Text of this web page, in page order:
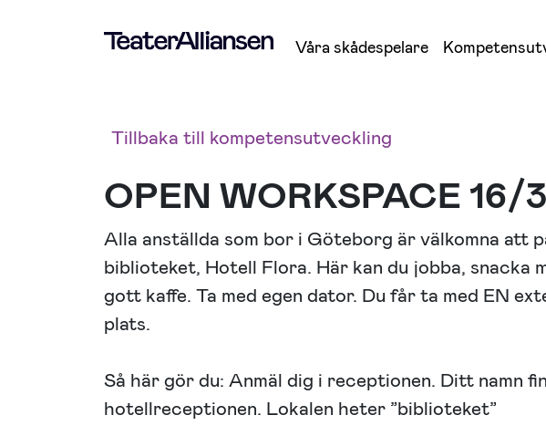
Våra skådespelare
Tillbaka till kompetensutveckling
OPEN WORKSPACE 16/
Alla anställda som bor i Göteborg är välkomna att
biblioteket, Hotell Flora. Här kan du jobba, snacka
gott kaffe. Ta med egen dator. Du får ta med EN
plats.
Så här gör du: Anmäl dig i receptionen. Ditt namn
hotellreceptionen. Lokalen heter ”biblioteket”